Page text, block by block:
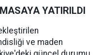
YATIRILDI
ve maden